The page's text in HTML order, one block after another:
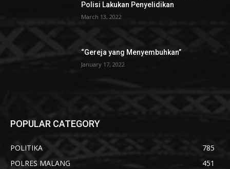
Polisi Lakukan Penyelidikan
March 13, 2022
“Gereja yang Menyembuhkan”
January 17, 2022
POPULAR CATEGORY
POLITIKA
785
POLRES MALANG
451